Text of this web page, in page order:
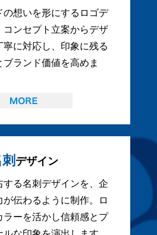
の想いを形にするロゴデ
コンセプト立案からデザ
寧に対応し、印象に残る
ブランド価値を高めま
デザイン
する名刺デザインを、企
伝わるように制作。ロ
ラーを活かし信頼感とプ